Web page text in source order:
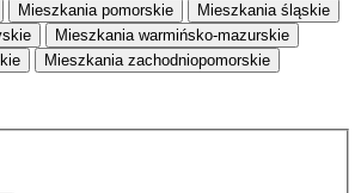
Mieszkania pomorskie
Mieszkania śląskie
Mieszkania warmińsko-mazurskie
Mieszkania zachodniopomorskie